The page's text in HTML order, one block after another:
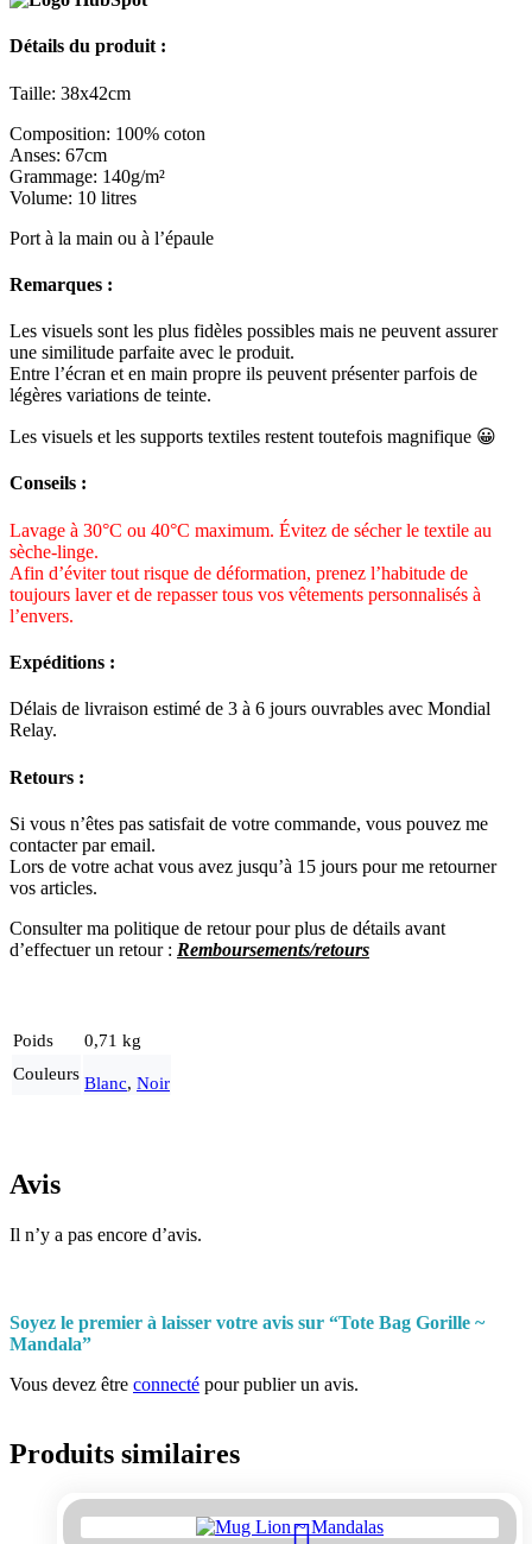
Détails du produit :
Taille: 38x42cm
Composition: 100% coton
Anses: 67cm
Grammage: 140g/m²
Volume: 10 litres
Port à la main ou à l’épaule
Remarques :
Les visuels sont les plus fidèles possibles mais ne peuvent assurer
une similitude parfaite avec le produit.
Entre l’écran et en main propre ils peuvent présenter parfois de
légères variations de teinte.
Les visuels et les supports textiles restent toutefois magnifique 😀
Conseils :
Lavage à 30°C ou 40°C maximum. Évitez de sécher le textile au
sèche-linge.
Afin d’éviter tout risque de déformation, prenez l’habitude de
toujours laver et de repasser tous vos vêtements personnalisés à
l’envers.
Expéditions :
Délais de livraison estimé de 3 à 6 jours ouvrables avec Mondial
Relay.
Retours :
Si vous n’êtes pas satisfait de votre commande, vous pouvez me
contacter par email.
Lors de votre achat vous avez jusqu’à 15 jours pour me retourner
vos articles.
Consulter ma politique de retour pour plus de détails avant
d’effectuer un retour : Remboursements/retours
Poids
0,71 kg
Couleurs Blanc, Noir
Avis
Il n’y a pas encore d’avis.
Soyez le premier à laisser votre avis sur “Tote Bag Gorille ~
Mandala”
Vous devez être connecté pour publier un avis.
Produits similaires